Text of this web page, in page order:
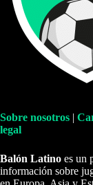
Sobre nosotros |
legal
Balón Latino es un
información sobre